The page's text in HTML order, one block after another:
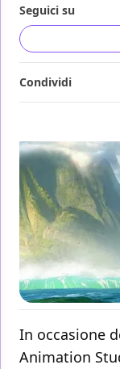
Seguici su
Condividi
In occasione
Animation